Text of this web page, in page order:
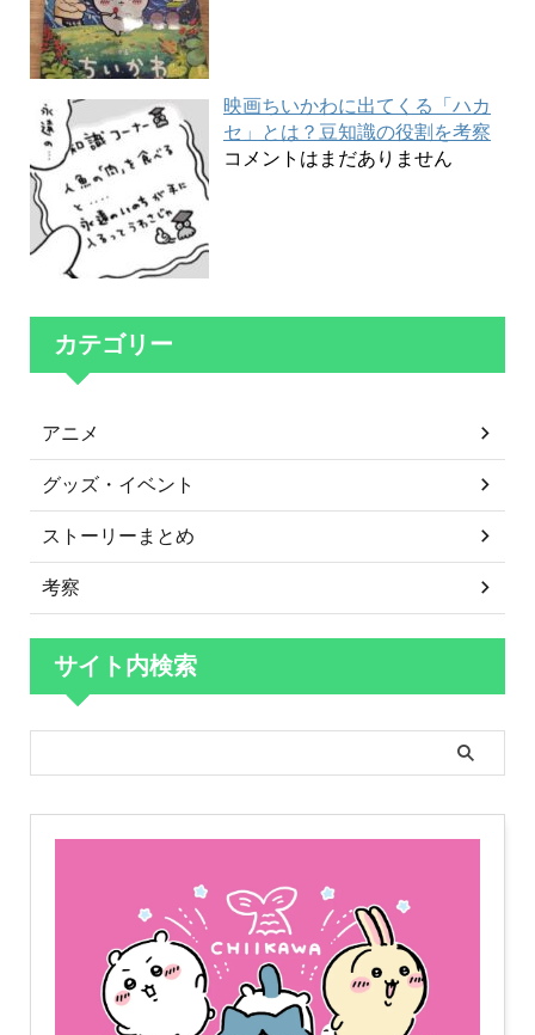
映画ちいかわに出てくる「ハカ
セ」とは？豆知識の役割を考察
コメントはまだありません
カテゴリー
アニメ
グッズ・イベント
ストーリーまとめ
考察
サイト内検索